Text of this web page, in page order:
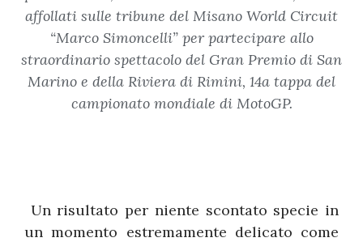
affollati sulle tribune del Misano World Circuit
“Marco Simoncelli” per partecipare allo
straordinario spettacolo del Gran Premio di San
Marino e della Riviera di Rimini, 14a tappa del
campionato mondiale di MotoGP.
Un risultato per niente scontato specie in
un momento estremamente delicato come